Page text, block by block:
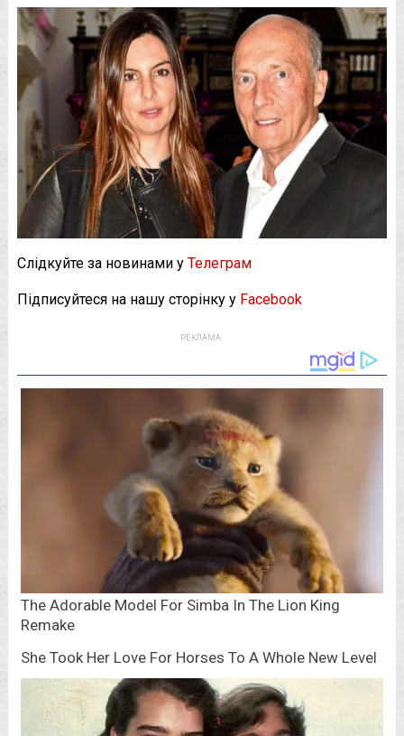
Слідкуйте за новинами у Телеграм
Підписуйтеся на нашу сторінку у Facebook
РЕКЛАМА: